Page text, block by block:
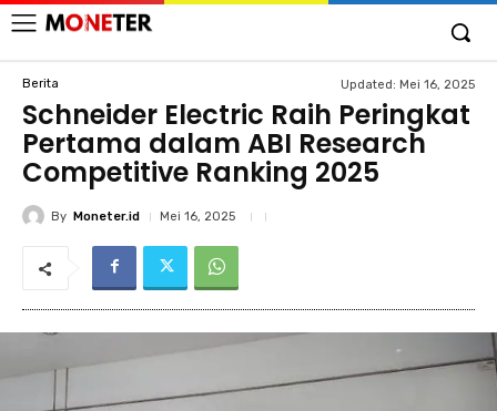
Berita Updated: Mei 16, 2025
Schneider Electric Raih Peringkat
Pertama dalam ABI Research
Competitive Ranking 2025
By Moneter.id Mei 16, 2025